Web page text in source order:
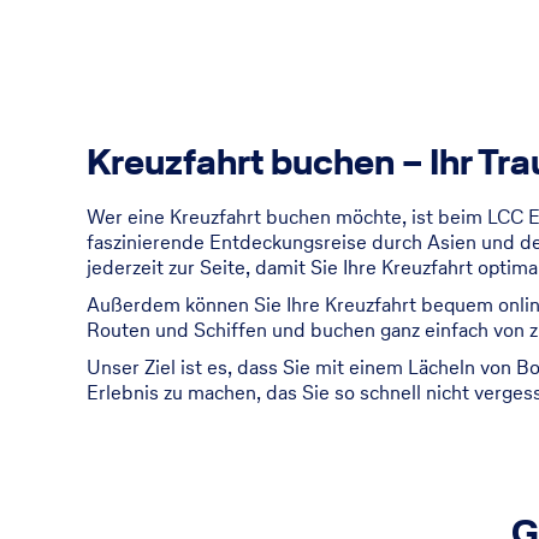
Kreuzfahrt buchen – Ihr
Wer eine Kreuzfahrt buchen möchte, ist beim
faszinierende Entdeckungsreise durch Asien und
jederzeit zur Seite, damit Sie Ihre Kreuzfahrt
Außerdem können Sie Ihre Kreuzfahrt bequem
Routen und Schiffen und buchen ganz einfach von
Unser Ziel ist es, dass Sie mit einem Lächeln von
Erlebnis zu machen, das Sie so schnell nicht